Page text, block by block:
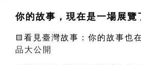
你的故事，現在是一場展覽
🟨 看見臺灣故事：你的故事也
品大公開